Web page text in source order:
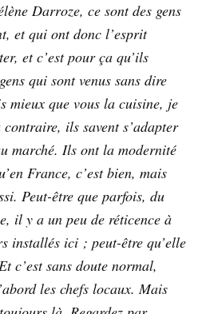
Darroze, ce sont des gens
et qui ont donc l’esprit
et c’est pour ça qu’ils
qui sont venus sans dire
mieux que vous la cuisine, je
ils savent s’adapter
marché. Ils ont la modernité
France, c’est bien, mais
Peut-être que parfois, du
il y a un peu de réticence à
installés ici ; peut-être qu’elle
c’est sans doute normal,
les chefs locaux. Mais